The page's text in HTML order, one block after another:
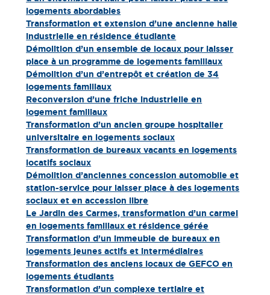
logements abordables
Transformation et extension d’une ancienne halle
industrielle en résidence étudiante
Démolition d’un ensemble de locaux pour laisser
place à un programme de logements familiaux
Démolition d’un d’entrepôt et création de 34
logements familiaux
Reconversion d’une friche industrielle en
logement familiaux
Transformation d’un ancien groupe hospitalier
universitaire en logements sociaux
Transformation de bureaux vacants en logements
locatifs sociaux
Démolition d’anciennes concession automobile et
station-service pour laisser place à des logements
sociaux et en accession libre
Le Jardin des Carmes, transformation d’un carmel
en logements familiaux et résidence gérée
Transformation d’un immeuble de bureaux en
logements jeunes actifs et intermédiaires
Transformation des anciens locaux de GEFCO en
logements étudiants
Transformation d’un complexe tertiaire et